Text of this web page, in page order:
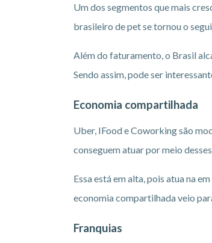
Um dos segmentos que mais
brasileiro de pet se tornou o
Além do faturamento, o Brasil
Sendo assim, pode ser
Economia compartilhada
Uber, IFood e Coworking são
conseguem atuar por meio
Essa está em alta, pois atua na
economia compartilhada veio
Franquias